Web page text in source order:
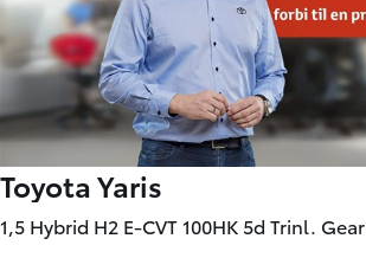
Toyota Yaris
1,5 Hybrid H2 E-CVT 100HK 5d Trinl. Gear